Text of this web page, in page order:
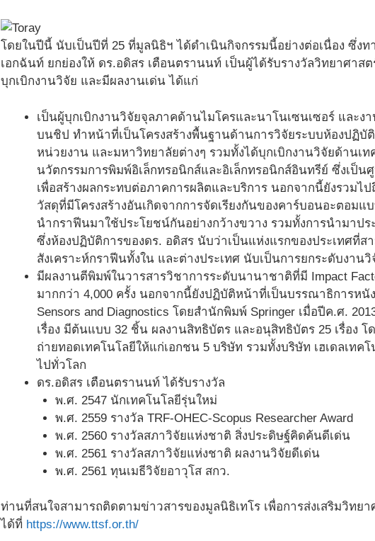
โดยในปีนี้ นับเป็นปีที่ 25 ที่มูลนิธิฯ ได้ดำเนินกิจกรรมนี้อย่างต่อเนื่อง ซึ่ง
เอกฉันท์ ยกย่องให้ ดร.อดิสร เตือนตรานนท์ เป็นผู้ได้รับรางวัลวิทยาศาส
บุกเบิกงานวิจัย และมีผลงานเด่น ได้แก่
เป็นผู้บุกเบิกงานวิจัยจุลภาคด้านไมโครและนาโนเซนเซอร์ และ
บนชิป ทำหน้าที่เป็นโครงสร้างพื้นฐานด้านการวิจัยระบบห้องปฏิ
หน่วยงาน และมหาวิทยาลัยต่างๆ รวมทั้งได้บุกเบิกงานวิจัยด้านเ
นวัตกรรมการพิมพ์อิเล็กทรอนิกส์และอิเล็กทรอนิกส์อินทรีย์ ซึ่งเป็
เพื่อสร้างผลกระทบต่อภาคการผลิตและบริการ นอกจากนี้ยังรวมไ
วัสดุที่มีโครงสร้างอันเกิดจากการจัดเรียงกันของคาร์บอนอะตอม
นำกราฟีนมาใช้ประโยชน์กันอย่างกว้างขวาง รวมทั้งการนำมาป
ซึ่งห้องปฏิบัติการของดร. อดิสร นับว่าเป็นแห่งแรกของประเทศที่ส
สังเคราะห์กราฟีนทั้งใน และต่างประเทศ นับเป็นการยกระดับงา
มีผลงานตีพิมพ์ในวารสารวิชาการระดับนานาชาติที่มี Impact
มากกว่า 4,000 ครั้ง นอกจากนี้ยังปฏิบัติหน้าที่เป็นบรรณาธิการหนัง
Sensors and Diagnostics โดยสำนักพิมพ์ Springer เมื่อปีค.ศ.
เรื่อง มีต้นแบบ 32 ชิ้น ผลงานสิทธิบัตร และอนุสิทธิบัตร 25 เรื่อง
ถ่ายทอดเทคโนโลยีให้แก่เอกชน 5 บริษัท รวมทั้งบริษัท เฮเดลเท
ไปทั่วโลก
ดร.อดิสร เตือนตรานนท์ ได้รับรางวัล
พ.ศ. 2547 นักเทคโนโลยีรุ่นใหม่
พ.ศ. 2559 รางวัล TRF-OHEC-Scopus Researcher Award
พ.ศ. 2560 รางวัลสภาวิจัยแห่งชาติ สิ่งประดิษฐ์คิดค้นดีเด่น
พ.ศ. 2561 รางวัลสภาวิจัยแห่งชาติ ผลงานวิจัยดีเด่น
พ.ศ. 2561 ทุนเมธีวิจัยอาวุโส สกว.
ท่านที่สนใจสามารถติดตามข่าวสารของมูลนิธิเทโร เพื่อการส่งเสริมวิทยา
ได้ที่ https://www.ttsf.or.th/